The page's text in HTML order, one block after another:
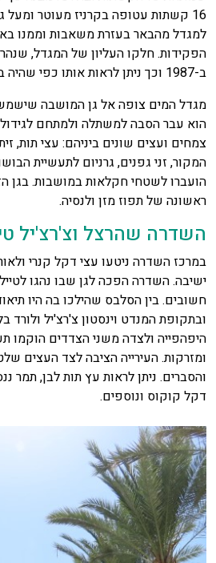
16 קשתות עטופה בקרניז מעוטר
למגדל מהבאר בעזרת משאבות וממנו
הפקידות. חלקו העליון של המגדל,
ב-1987 וכך ניתן לראות אותו כפי שהיה במקור.
מגדל המים צופה אל גן המושבה שישמש
הוא עבר הסבה למשתלה ולמתחם
צמחים ועצים שונים ביניהם: עצי תות,
המקור, זני גפנים, גרניום לתעשיית
הועברו לשטחי חקלאות במושבות. בגן
ראשונה של תפוז מזן ולנסיה.
השדרה שהרצל וצ'רצ'יל
במרכז השדרה ניטעו עצי דקל קנרי
ישיבה. השדרה הפכה לגן שבו נהגו
חשובים. בין הסלבס שהילכו בה היו
ובתקופת המנדט וינסטון צ'רצ'יל ולורד
היפהפייה ולצדה משני הצדדים הוקמו
ומזרקות. העירייה הציבה לצד העצים
והסברים. ניתן לראות עץ תות לבן, תמר
דקל קוקוס ונוספים.